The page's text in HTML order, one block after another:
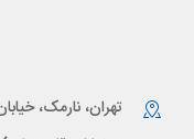
تهران، نارمک،